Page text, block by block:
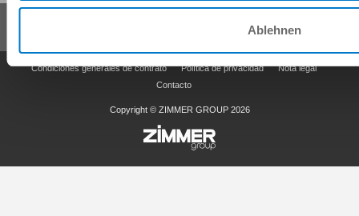
Ablehnen
Condiciones generales de contrato Política de privacidad
Nota legal
Contacto
Copyright © ZIMMER GROUP 2026